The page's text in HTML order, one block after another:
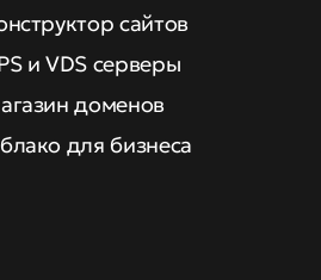
сайтов
и VDS серверы
доменов
для бизнеса